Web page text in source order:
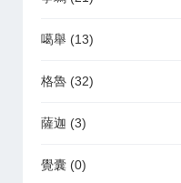
噶舉 (13)
格魯 (32)
薩迦 (3)
覺囊 (0)